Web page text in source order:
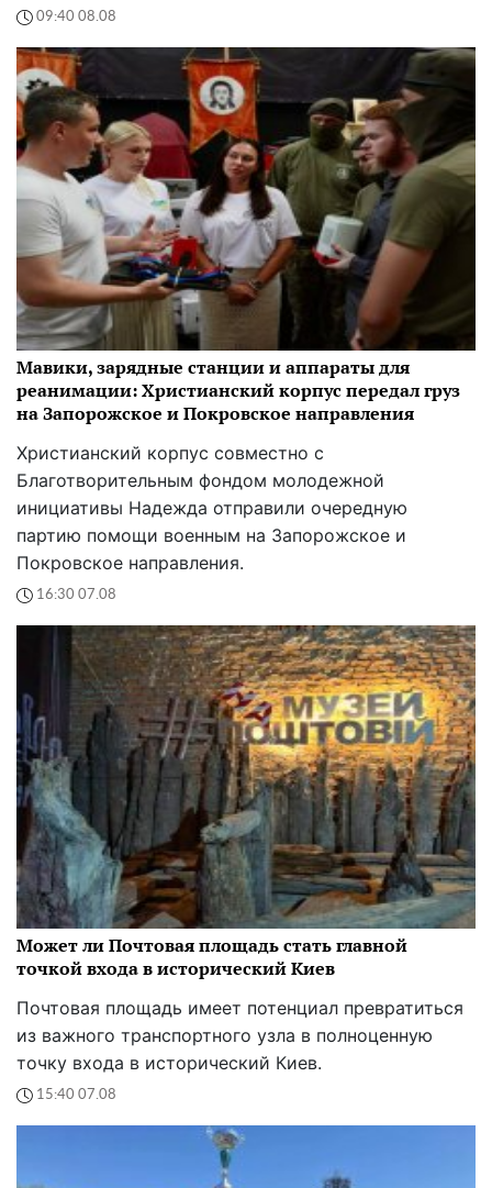
09:40 08.08
Мавики, зарядные станции и аппараты для
реанимации: Христианский корпус передал груз
на Запорожское и Покровское направления
Христианский корпус совместно с
Благотворительным фондом молодежной
инициативы Надежда отправили очередную
партию помощи военным на Запорожское и
Покровское направления.
16:30 07.08
Может ли Почтовая площадь стать главной
точкой входа в исторический Киев
Почтовая площадь имеет потенциал превратиться
из важного транспортного узла в полноценную
точку входа в исторический Киев.
15:40 07.08